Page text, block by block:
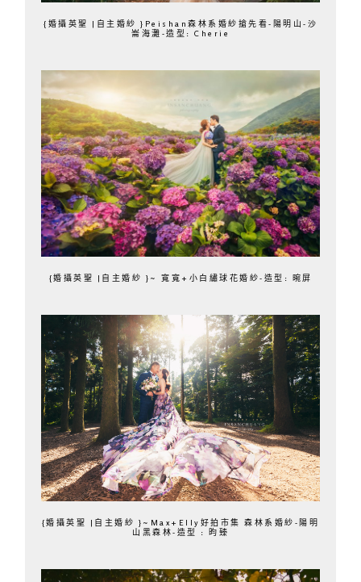
{婚攝英聖 |自主婚紗 }Peishan森林系婚紗搶先看-陽明山-沙
崙海灘-造型: Cherie
{婚攝英聖 |自主婚紗 }~ 寬寬+小白繡球花婚紗-造型: 晼屏
{婚攝英聖 |自主婚紗 }~Max+Elly好拍市集 森林系婚紗-陽明
山黑森林-造型 : 昀臻